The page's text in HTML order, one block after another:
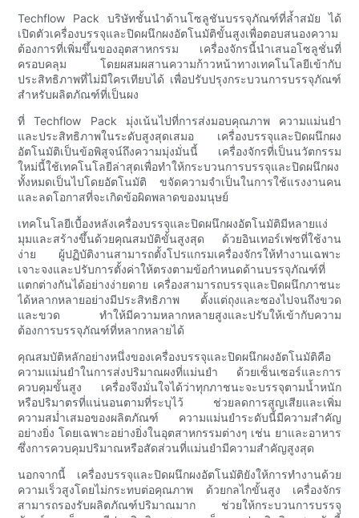
Techflow Pack บริษัทชั้นนำด้านโซลูชันบรรจุภัณฑ์ที่ล้ำสมัย ได้
เปิดตัวเครื่องบรรจุและปิดผนึกผงอัตโนมัติขั้นสูงเพื่อตอบสนองความ
ต้องการที่เพิ่มขึ้นของอุตสาหกรรม เครื่องจักรนี้นำเสนอโซลูชั่นที่
ครอบคลุม โดยผสมผสานความก้าวหน้าทางเทคโนโลยีเข้ากับ
ประสิทธิภาพที่ไม่มีใครเทียบได้ เพื่อปรับปรุงกระบวนการบรรจุภัณฑ์
สำหรับผลิตภัณฑ์ที่เป็นผง
ที่ Techflow Pack มุ่งเน้นไปที่การส่งมอบคุณภาพ ความแม่นยำ
และประสิทธิภาพในระดับสูงสุดเสมอ เครื่องบรรจุและปิดผนึกผง
อัตโนมัติเป็นข้อพิสูจน์ถึงความมุ่งมั่นนี้ เครื่องจักรที่เป็นนวัตกรรม
ใหม่นี้ใช้เทคโนโลยีล่าสุดเพื่อทำให้กระบวนการบรรจุและปิดผนึกผง
ทั้งหมดเป็นไปโดยอัตโนมัติ ขจัดความจำเป็นในการใช้แรงงานคน
และลดโอกาสที่จะเกิดข้อผิดพลาดของมนุษย์
เทคโนโลยีเบื้องหลังเครื่องบรรจุและปิดผนึกผงอัตโนมัติมีหลายแง่
มุมและสร้างขึ้นด้วยคุณสมบัติขั้นสูงสุด ด้วยอินเทอร์เฟซที่ใช้งาน
ง่าย ผู้ปฏิบัติงานสามารถตั้งโปรแกรมเครื่องจักรให้ทำงานเฉพาะ
เจาะจงและปรับการตั้งค่าให้ตรงตามข้อกำหนดด้านบรรจุภัณฑ์ที่
แตกต่างกันได้อย่างง่ายดาย เครื่องสามารถบรรจุและปิดผนึกภาชนะ
ได้หลากหลายอย่างมีประสิทธิภาพ ตั้งแต่ถุงและซองไปจนถึงขวด
และขวด ทำให้มีความหลากหลายสูงและปรับให้เข้ากับความ
ต้องการบรรจุภัณฑ์ที่หลากหลายได้
คุณสมบัติหลักอย่างหนึ่งของเครื่องบรรจุและปิดผนึกผงอัตโนมัติคือ
ความแม่นยำในการส่งปริมาณผงที่แม่นยำ ด้วยเซ็นเซอร์และการ
ควบคุมขั้นสูง เครื่องจึงมั่นใจได้ว่าทุกภาชนะจะบรรจุตามน้ำหนัก
หรือปริมาตรที่แน่นอนตามที่ระบุไว้ ช่วยลดการสูญเสียและเพิ่ม
ความสม่ำเสมอของผลิตภัณฑ์ ความแม่นยำระดับนี้มีความสำคัญ
อย่างยิ่ง โดยเฉพาะอย่างยิ่งในอุตสาหกรรมต่างๆ เช่น ยาและอาหาร
ซึ่งการควบคุมปริมาณหรือสัดส่วนที่แม่นยำมีความสำคัญสูงสุด
นอกจากนี้ เครื่องบรรจุและปิดผนึกผงอัตโนมัติยังให้การทำงานด้วย
ความเร็วสูงโดยไม่กระทบต่อคุณภาพ ด้วยกลไกขั้นสูง เครื่องจักร
สามารถรองรับผลิตภัณฑ์ปริมาณมาก ช่วยให้กระบวนการบรรจุ